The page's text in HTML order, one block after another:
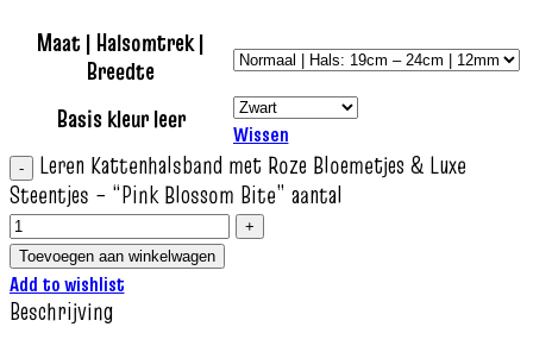
Maat | Halsomtrek |
Breedte
Basis kleur leer
Wissen
Leren Kattenhalsband met Roze Bloemetjes & Luxe
Steentjes – “Pink Blossom Bite” aantal
Toevoegen aan winkelwagen
Add to wishlist
Beschrijving